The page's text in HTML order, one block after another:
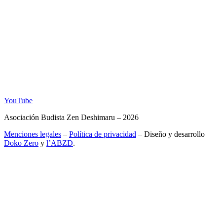
YouTube
Asociación Budista Zen Deshimaru – 2026
Menciones legales – Política de privacidad – Diseño y desarrollo
Doko Zero y l’ABZD.